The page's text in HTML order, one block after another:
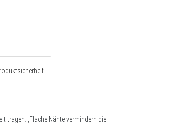
tragen. ,Flache Nähte vermindern die